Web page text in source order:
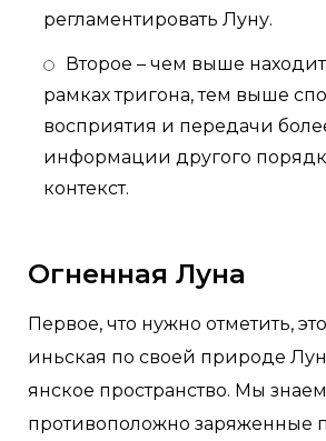
регламентировать Луну.
Второе – чем выше
рамках тригона, тем выше
восприятия и передачи
информации другого
контекст.
Огненная Луна
Первое, что нужно отметить, это
иньская по своей природе
янское пространство. Мы
противоположно заряженные